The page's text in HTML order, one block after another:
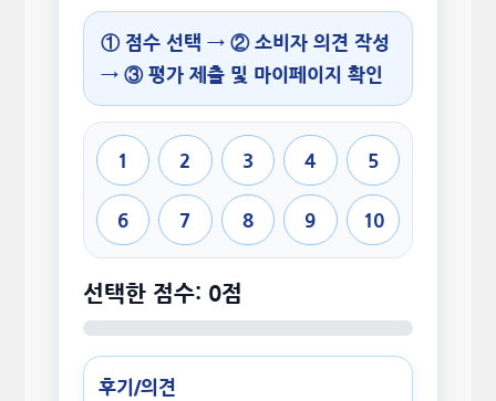
① 점수 선택 → ② 소비자 의견 작성
→ ③ 평가 제출 및 마이페이지 확인
1 2 3 4 5
6 7 8 9 10
선택한 점수: 0점
후기/의견